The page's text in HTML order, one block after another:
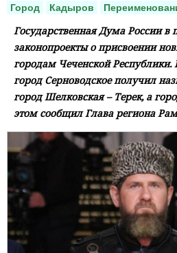
Город Кадыров
Государственная Дума России в
законопроекты о присвоении
городам Чеченской Республики.
город Серноводское получил
город Шелковская – Терек, а
этом сообщил Глава региона